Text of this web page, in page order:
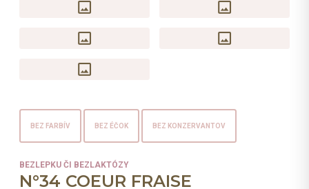
BEZ FARBÍV BEZ ÉČOK BEZ KONZERVANTOV
BEZLEPKU ČI BEZLAKTÓZY
N°34 COEUR FRAISE